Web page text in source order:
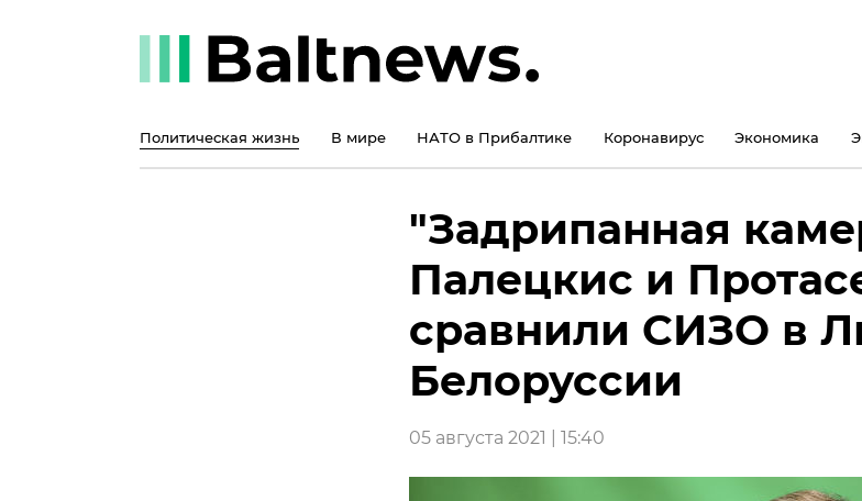
Политическая жизнь В мире НАТО в Прибалтике Коронавирус Экономика
"Задрипанная
Палецкис и
сравнили СИЗО в
Белоруссии
05 августа 2021 | 15:40